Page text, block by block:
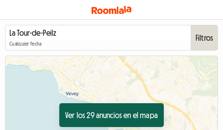
Cualquier fecha
Filtros
Ver los 29 anuncios en el mapa